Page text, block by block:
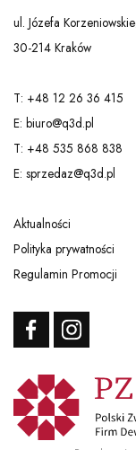
ul. Józefa
30-214 Kraków
T: +48 12 26 36 415
E: biuro@q3d.pl
T: +48 535 868 838
E: sprzedaz@q3d.pl
Aktualności
Polityka prywatności
Regulamin Promocji